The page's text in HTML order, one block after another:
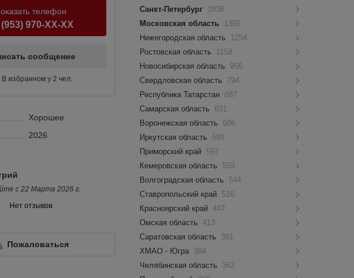
телефон
970-XX-XX
сообщение
В избранном у 2 чел.
Хорошее
2026
с 22 Марта 2026 г.
Нет отзывов
Пожаловаться
Санкт-Петербург 1838
Московская область 1365
Нижегородская область
1254
Ростовская область
1158
Новосибирская область
956
Свердловская область
794
Республика Татарстан 687
Самарская область
631
Воронежская область
606
Иркутская область
599
Приморский край 597
Кемеровская область
559
Волгоградская область
544
Ставропольский край 516
Красноярский край 447
Омская область
413
Саратовская область
391
ХМАО - Югра 384
Челябинская область
362